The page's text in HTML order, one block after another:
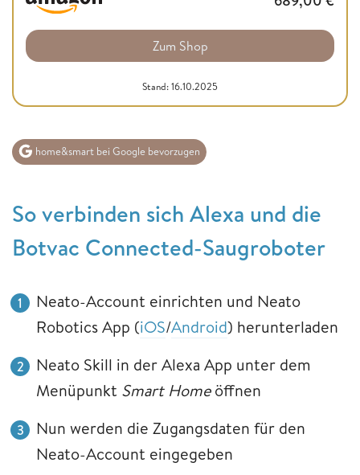
Zum Shop
Stand: 16.10.2025
home&smart bei Google bevorzugen
So verbinden sich Alexa und die
Botvac Connected-Saugroboter
Neato-Account einrichten und Neato
Robotics App (iOS/Android) herunterladen
Neato Skill in der Alexa App unter dem
Menüpunkt Smart Homeöffnen
Nun werden die Zugangsdaten für den
Neato-Account eingegeben